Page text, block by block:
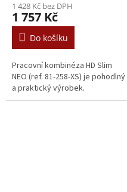
1 428 Kč bez DPH
1 757 Kč
Do košíku
Pracovní kombinéza HD Slim
NEO (ref. 81-258-XS) je pohodlný
a praktický výrobek.